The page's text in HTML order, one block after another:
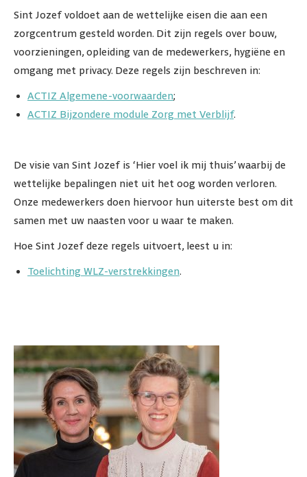
Sint Jozef voldoet aan de wettelijke eisen die aan een
zorgcentrum gesteld worden. Dit zijn regels over bouw,
voorzieningen, opleiding van de medewerkers, hygiëne en
omgang met privacy. Deze regels zijn beschreven in:
ACTIZ Algemene-voorwaarden;
ACTIZ Bijzondere module Zorg met Verblijf.
De visie van Sint Jozef is ‘Hier voel ik mij thuis’ waarbij de
wettelijke bepalingen niet uit het oog worden verloren.
Onze medewerkers doen hiervoor hun uiterste best om dit
samen met uw naasten voor u waar te maken.
Hoe Sint Jozef deze regels uitvoert, leest u in:
Toelichting WLZ-verstrekkingen.